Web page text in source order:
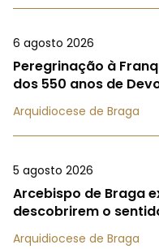
6 agosto 2026
Peregrinação à
dos 550 anos de
Arquidiocese de Braga
5 agosto 2026
Arcebispo de Braga
descobrirem o
Arquidiocese de Braga